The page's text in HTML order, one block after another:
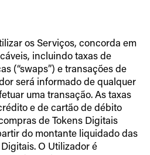
os Serviços, concorda em
incluindo taxas de
(“swaps”) e transações de
será informado de qualquer
uma transação. As taxas
e de cartão de débito
de Tokens Digitais
do montante liquidado das
O Utilizador é